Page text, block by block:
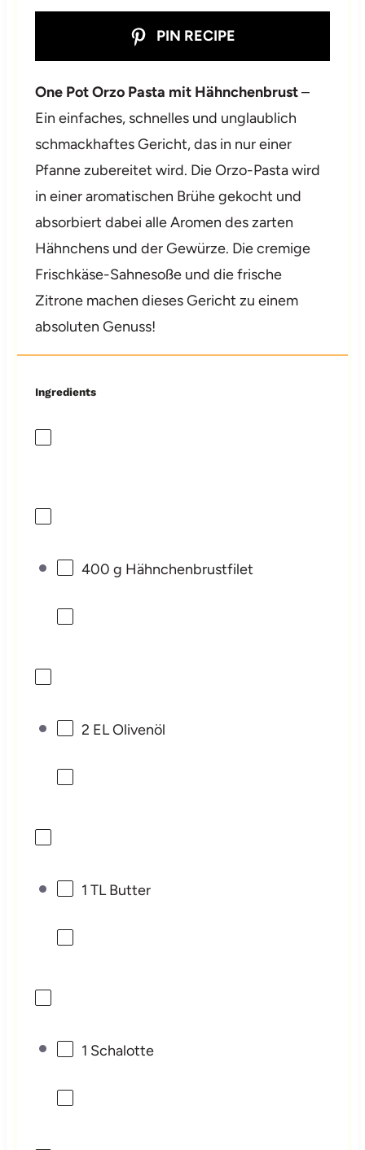
PIN RECIPE
One Pot Orzo Pasta mit Hähnchenbrust–
Ein einfaches, schnelles und unglaublich
schmackhaftes Gericht, das in nur einer
Pfanne zubereitet wird. Die Orzo-Pasta wird
in einer aromatischen Brühe gekocht und
absorbiert dabei alle Aromen des zarten
Hähnchens und der Gewürze. Die cremige
Frischkäse-Sahnesoße und die frische
Zitrone machen dieses Gericht zu einem
absoluten Genuss!
Ingredients
400 g Hähnchenbrustfilet
2 EL Olivenöl
1 TL Butter
1 Schalotte